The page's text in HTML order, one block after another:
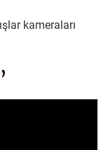
kameraları